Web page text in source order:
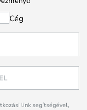
Cég
link segítségével,